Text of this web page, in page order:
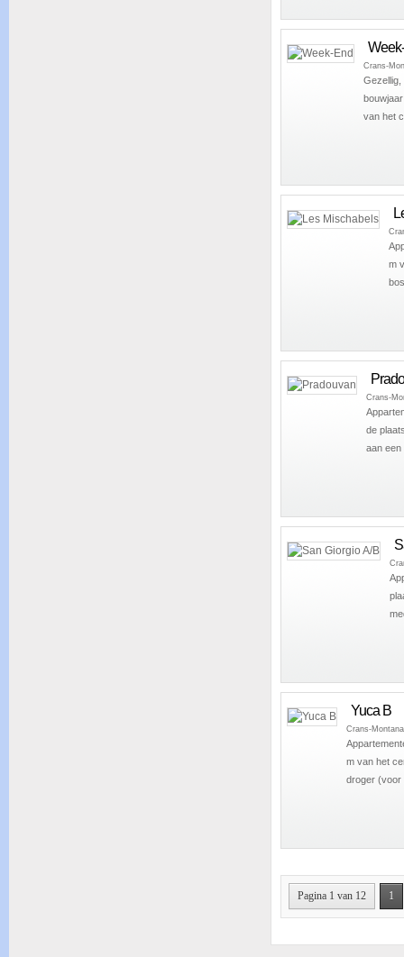
Crans-
Gezellig,
van het
m
Crans-
de
aan een
Yuca B
Crans-Montana
m van het
droger (voor
Pagina 1 van 12 1